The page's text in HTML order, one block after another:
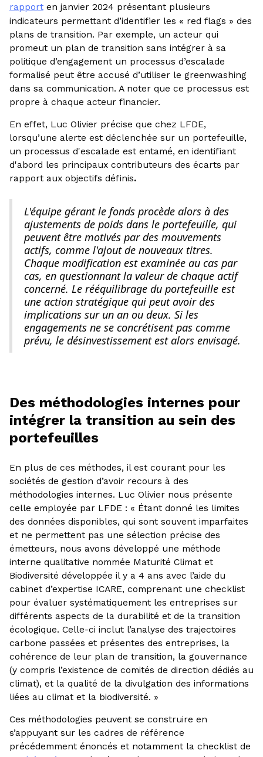
rapporten janvier 2024 présentant plusieurs
indicateurs permettant d’identifier les « red flags » des
plans de transition. Par exemple, un acteur qui
promeut un plan de transition sans intégrer à sa
politique d’engagement un processus d’escalade
formalisé peut être accusé d’utiliser le greenwashing
dans sa communication. A noter que ce processus est
propre à chaque acteur financier.
En effet, Luc Olivier précise que chez LFDE,
lorsqu’une alerte est déclenchée sur un portefeuille,
un processus d'escalade est entamé, en identifiant
d'abord les principaux contributeurs des écarts par
rapport aux objectifs définis.
L'équipe gérant le fonds procède alors à des
ajustements de poids dans le portefeuille, qui
peuvent être motivés par des mouvements
actifs, comme l'ajout de nouveaux titres.
Chaque modification est examinée au cas par
cas, en questionnant la valeur de chaque actif
concerné. Le rééquilibrage du portefeuille est
une action stratégique qui peut avoir des
implications sur un an ou deux. Si les
engagements ne se concrétisent pas comme
prévu, le désinvestissement est alors envisagé.
Des méthodologies internes pour
intégrer la transition au sein des
portefeuilles
En plus de ces méthodes, il est courant pour les
sociétés de gestion d’avoir recours à des
méthodologies internes. Luc Olivier nous présente
celle employée par LFDE : « Étant donné les limites
des données disponibles, qui sont souvent imparfaites
et ne permettent pas une sélection précise des
émetteurs, nous avons développé une méthode
interne qualitative nommée Maturité Climat et
Biodiversité développée il y a 4 ans avec l’aide du
cabinet d’expertise ICARE, comprenant une checklist
pour évaluer systématiquement les entreprises sur
différents aspects de la durabilité et de la transition
écologique. Celle-ci inclut l’analyse des trajectoires
carbone passées et présentes des entreprises, la
cohérence de leur plan de transition, la gouvernance
(y compris l’existence de comités de direction dédiés au
climat), et la qualité de la divulgation des informations
liées au climat et la biodiversité. »
Ces méthodologies peuvent se construire en
s’appuyant sur les cadres de référence
précédemment énoncés et notamment la checklist de